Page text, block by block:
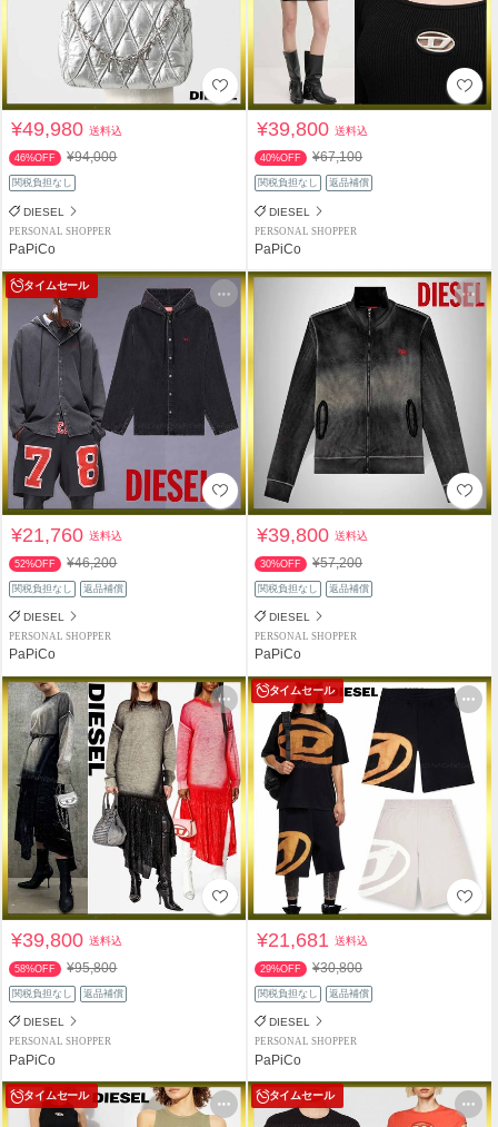
¥49,980送料込
46%OFF ¥94,000
関税負担なし
DIESEL
PERSONAL SHOPPER
PaPiCo
¥39,800送料込
40%OFF ¥67,100
関税負担なし 返品補償
DIESEL
PERSONAL SHOPPER
PaPiCo
タイムセール
¥21,760送料込
52%OFF ¥46,200
関税負担なし 返品補償
DIESEL
PERSONAL SHOPPER
PaPiCo
¥39,800送料込
30%OFF ¥57,200
関税負担なし 返品補償
DIESEL
PERSONAL SHOPPER
PaPiCo
¥39,800送料込
58%OFF ¥95,800
関税負担なし 返品補償
DIESEL
PERSONAL SHOPPER
PaPiCo
タイムセール
¥21,681送料込
29%OFF ¥30,800
関税負担なし 返品補償
DIESEL
PERSONAL SHOPPER
PaPiCo
タイムセール タイムセール